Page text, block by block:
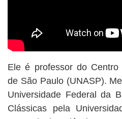
Ele é professor do Centro
de São Paulo (UNASP).
Universidade Federal da
Clássicas pela